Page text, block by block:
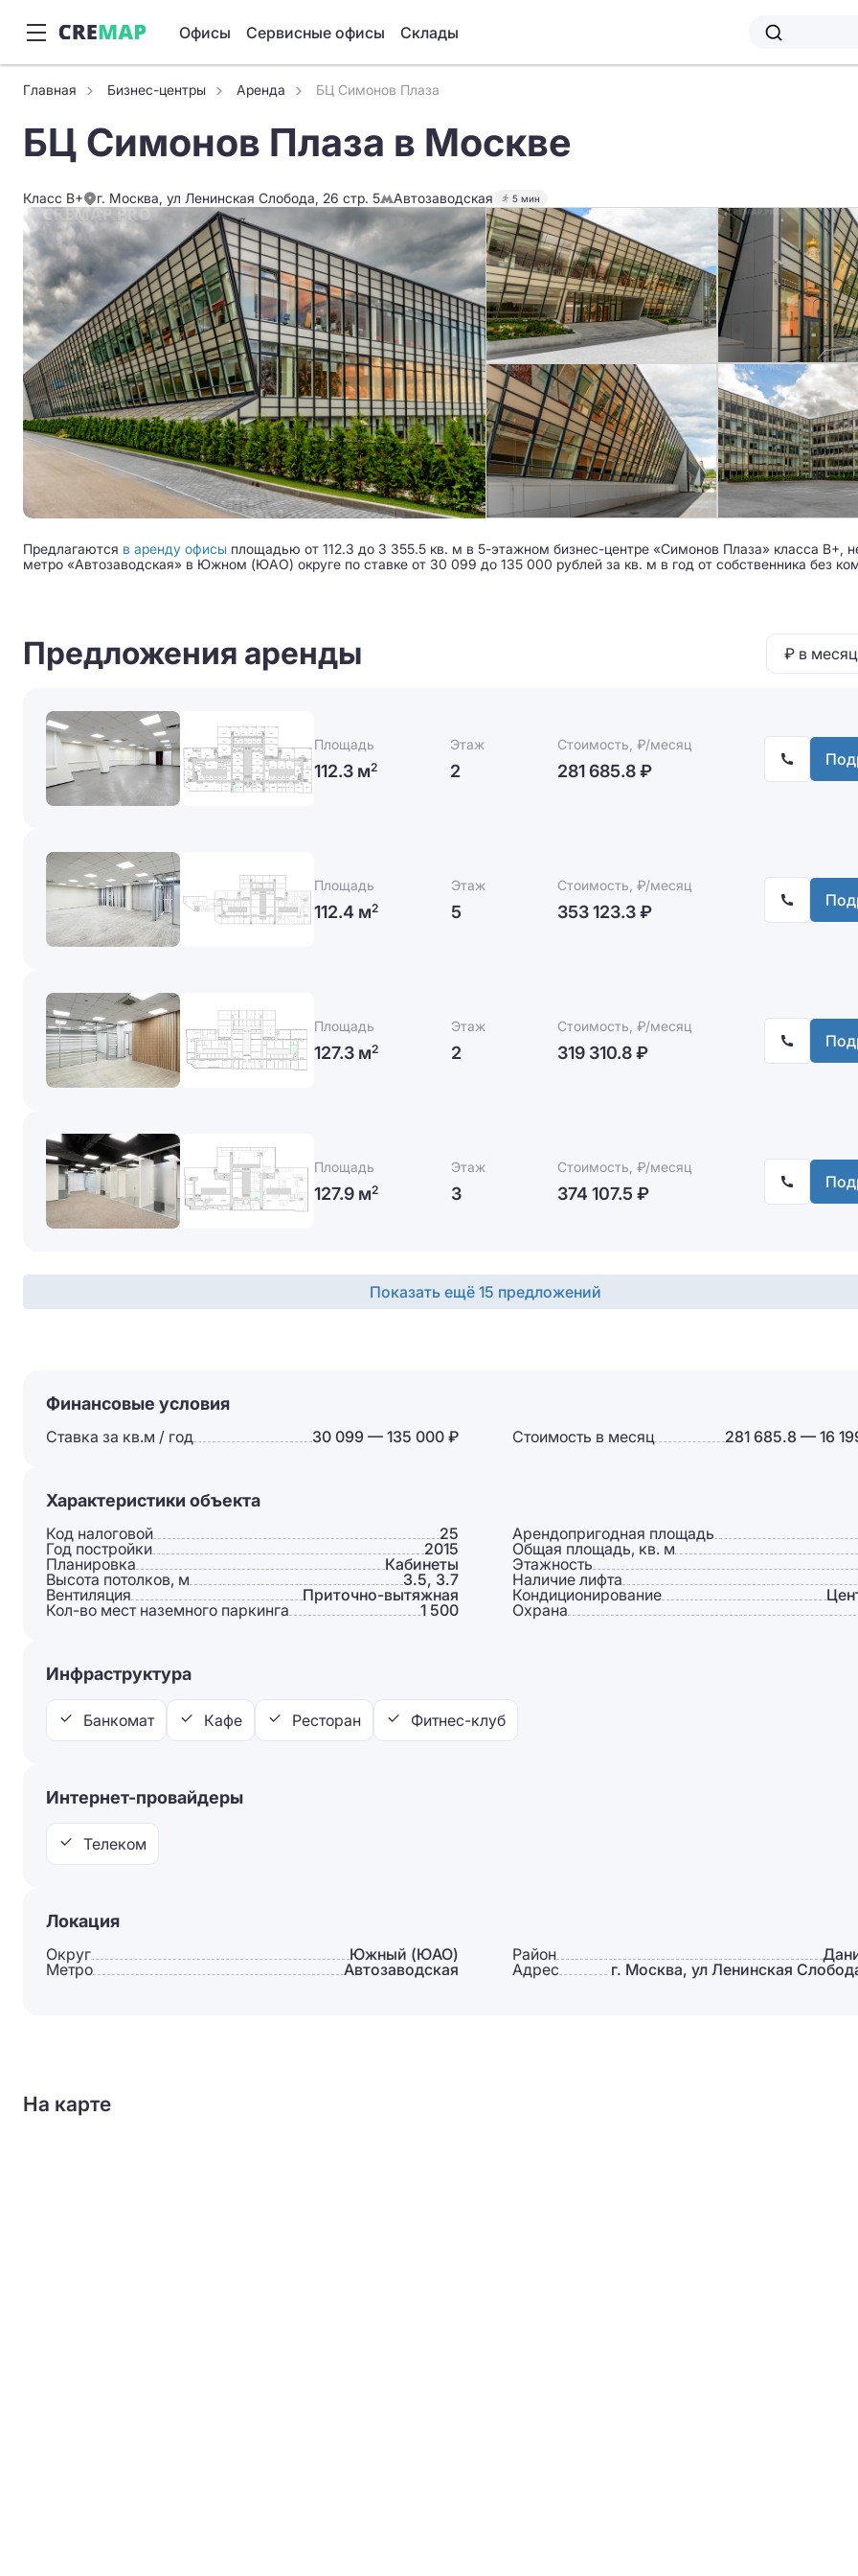
Офисы Сервисные офисы Склады
Главная Бизнес-центры Аренда БЦ Симонов Плаза
БЦ Симонов Плаза в Москве
Класс B+ г. Москва, ул Ленинская Слобода, 26 стр. 5 Автозаводская 5 мин
Предлагаются в аренду офисы площадью от 112.3 до 3 355.5 кв. м в 5-этажном бизнес-центре «Симонов Плаза» класса B+,
метро «Автозаводская» в Южном (ЮАО) округе по ставке от 30 099 до 135 000 рублей за кв. м в год от собственника без
Предложения аренды ₽ в месяц
Площадь
112.3 м2
Этаж
2
Стоимость, ₽/месяц
281 685.8 ₽
Площадь
112.4 м2
Этаж
5
Стоимость, ₽/месяц
353 123.3 ₽
Площадь
127.3 м2
Этаж
2
Стоимость, ₽/месяц
319 310.8 ₽
Площадь
127.9 м2
Этаж
3
Стоимость, ₽/месяц
374 107.5 ₽
Показать ещё 15 предложений
Финансовые условия
Ставка за кв.м / год 30 099 — 135 000 ₽ Стоимость в месяц 281 685.8 — 16
Характеристики объекта
Код налоговой 25 Арендопригодная площадь
Год постройки
2015 Общая площадь, кв. м
Планировка
Кабинеты Этажность
Высота потолков, м
3.5, 3.7 Наличие лифта
Вентиляция
Приточно-вытяжная Кондиционирование
Кол-во мест наземного паркинга
1 500 Охрана
Инфраструктура
Банкомат Кафе Ресторан Фитнес-клуб
Интернет-провайдеры
Телеком
Локация
Округ Южный (ЮАО) Район
Метро
Автозаводская Адрес
г. Москва, ул Ленинская
На карте